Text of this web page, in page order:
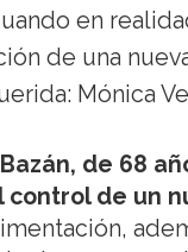
en
de una
Mónica
Bazán, de 68
control de un